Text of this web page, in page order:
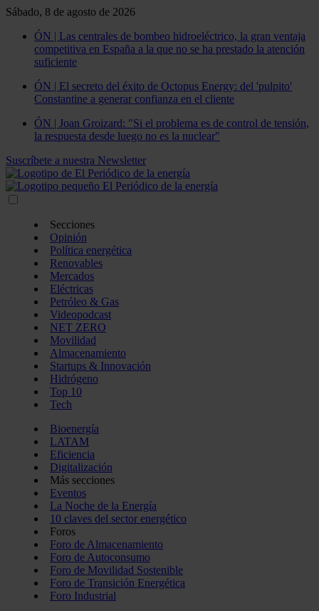
Sábado, 8 de agosto de 2026
ÓN | Las centrales de bombeo hidroeléctrico, la gran ventaja
competitiva en España a la que no se ha prestado la atención
suficiente
ÓN | El secreto del éxito de Octopus Energy: del 'pulpito'
Constantine a generar confianza en el cliente
ÓN | Joan Groizard: "Si el problema es de control de tensión,
la respuesta desde luego no es la nuclear"
Suscríbete a nuestra Newsletter
Secciones
Opinión
Política energética
Renovables
Mercados
Eléctricas
Petróleo & Gas
Videopodcast
NET ZERO
Movilidad
Almacenamiento
Startups & Innovación
Hidrógeno
Top 10
Tech
Bioenergía
LATAM
Eficiencia
Digitalización
Más secciones
Eventos
La Noche de la Energía
10 claves del sector energético
Foros
Foro de Almacenamiento
Foro de Autoconsumo
Foro de Movilidad Sostenible
Foro de Transición Energética
Foro Industrial